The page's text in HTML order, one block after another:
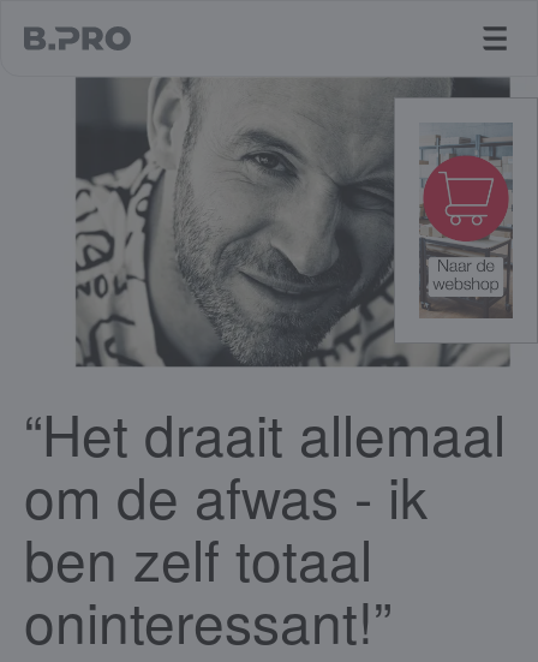
“Het draait allemaal
om de afwas - ik
ben zelf totaal
oninteressant!”